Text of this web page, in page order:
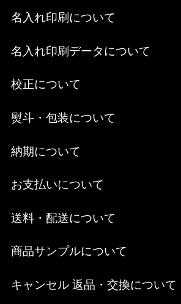
名入れ印刷について
名入れ印刷データについて
校正について
熨斗・包装について
納期について
お支払いについて
送料・配送について
商品サンプルについて
キャンセル 返品・交換について